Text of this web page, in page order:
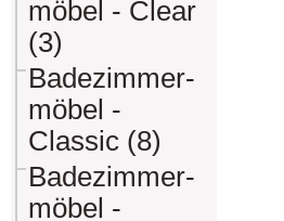
möbel - Clear
(3)
Badezimmer-
möbel -
Classic (8)
Badezimmer-
möbel -